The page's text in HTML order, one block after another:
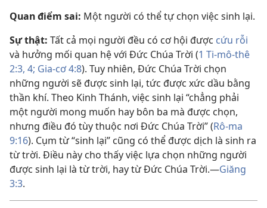
Quan điểm sai: Một người có thể tự chọn việc sinh lại.
Sự thật: Tất cả mọi người đều có cơ hội được cứu rỗi
và hưởng mối quan hệ với Đức Chúa Trời (1 Ti-mô-thê
2:3, 4; Gia-cơ 4:8). Tuy nhiên, Đức Chúa Trời chọn
những người sẽ được sinh lại, tức được xức dầu bằng
thần khí. Theo Kinh Thánh, việc sinh lại “chẳng phải
một người mong muốn hay bôn ba mà được chọn,
nhưng điều đó tùy thuộc nơi Đức Chúa Trời” (Rô-ma
9:16). Cụm từ “sinh lại” cũng có thể được dịch là sinh ra
từ trời. Điều này cho thấy việc lựa chọn những người
được sinh lại là từ trời, hay từ Đức Chúa Trời.​—Giăng
3:3.